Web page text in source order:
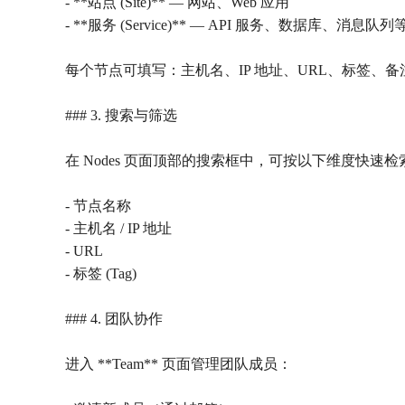
- **服务 (Service)** — API 服务、数据库、消息队列
每个节点可填写：主机名、IP 地址、URL、标签、备
### 3. 搜索与筛选
在 Nodes 页面顶部的搜索框中，可按以下维度快速检
- 节点名称
- 主机名 / IP 地址
- URL
- 标签 (Tag)
### 4. 团队协作
进入 **Team** 页面管理团队成员：